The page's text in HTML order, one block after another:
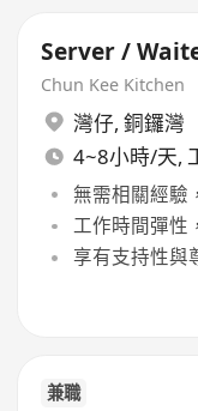
Server /
Chun Kee Kitchen
灣仔, 銅鑼灣
4~8小時/天,
無需相關經驗
工作時間彈性
享有支持性與
兼職